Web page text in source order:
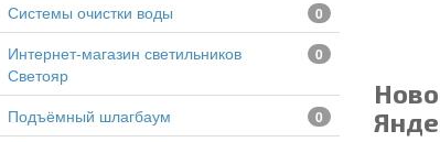
Системы очистки воды 0
Интернет-магазин светильников
Светояр
0
подъёмный шлагбаум 0